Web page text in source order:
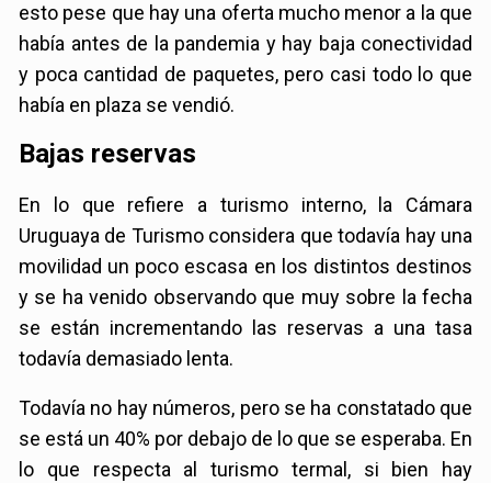
esto pese que hay una oferta mucho menor a la que
había antes de la pandemia y hay baja conectividad
y poca cantidad de paquetes, pero casi todo lo que
había en plaza se vendió.
Bajas reservas
En lo que refiere a turismo interno, la Cámara
Uruguaya de Turismo considera que todavía hay una
movilidad un poco escasa en los distintos destinos
y se ha venido observando que muy sobre la fecha
se están incrementando las reservas a una tasa
todavía demasiado lenta.
Todavía no hay números, pero se ha constatado que
se está un 40% por debajo de lo que se esperaba. En
lo que respecta al turismo termal, si bien hay